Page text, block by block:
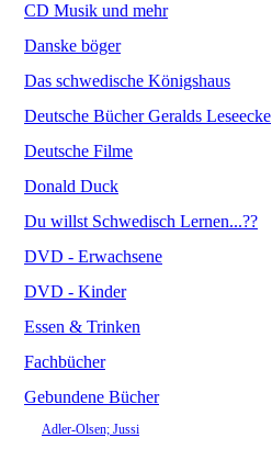
CD Musik und mehr
Danske böger
Das schwedische Königshaus
Deutsche Bücher Geralds Leseecke
Deutsche Filme
Donald Duck
Du willst Schwedisch Lernen...??
DVD - Erwachsene
DVD - Kinder
Essen & Trinken
Fachbücher
Gebundene Bücher
Adler-Olsen; Jussi